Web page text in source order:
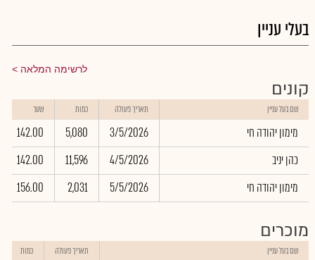
בעלי עניין
לרשימה המלאה
קונים
שם בעל עניין תאריך פעולה כמות שער
מימון יהודה חי 3/5/2026
5,080
142.00
כהן יניב
4/5/2026
11,596
142.00
מימון יהודה חי
5/5/2026
2,031
156.00
מוכרים
שם בעל עניין תאריך פעולה כמות